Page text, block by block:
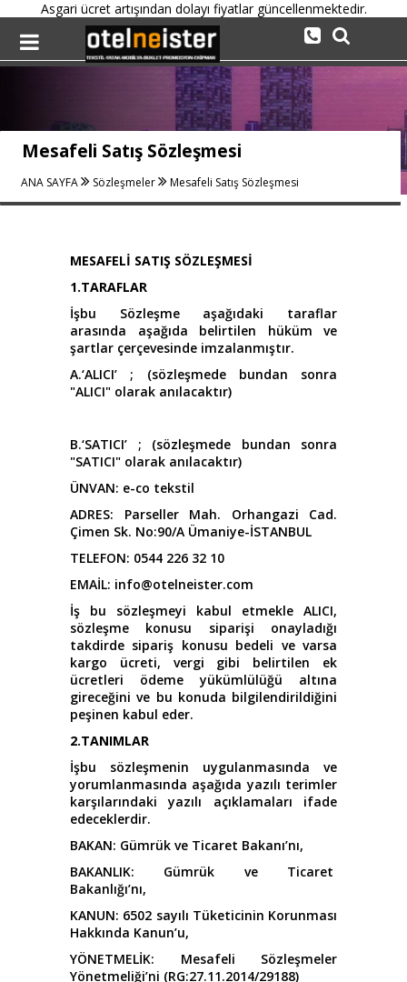
Asgari ücret artışından dolayı fiyatlar güncellenmektedir.
Mesafeli Satış Sözleşmesi
ANA SAYFA Sözleşmeler Mesafeli Satış Sözleşmesi
MESAFELİ SATIŞ SÖZLEŞMESİ
1.TARAFLAR
İşbu Sözleşme aşağıdaki taraflar
arasında aşağıda belirtilen hüküm ve
şartlar çerçevesinde imzalanmıştır.
A.‘ALICI’ ; (sözleşmede bundan sonra
"ALICI" olarak anılacaktır)
B.‘SATICI’ ; (sözleşmede bundan sonra
"SATICI" olarak anılacaktır)
ÜNVAN: e-co tekstil
ADRES: Parseller Mah. Orhangazi Cad.
Çimen Sk. No:90/A Ümaniye-İSTANBUL
TELEFON: 0544 226 32 10
EMAİL: info@otelneister.com
İş bu sözleşmeyi kabul etmekle ALICI,
sözleşme konusu siparişi onayladığı
takdirde sipariş konusu bedeli ve varsa
kargo ücreti, vergi gibi belirtilen ek
ücretleri ödeme yükümlülüğü altına
gireceğini ve bu konuda bilgilendirildiğini
peşinen kabul eder.
2.TANIMLAR
İşbu sözleşmenin uygulanmasında ve
yorumlanmasında aşağıda yazılı terimler
karşılarındaki yazılı açıklamaları ifade
edeceklerdir.
BAKAN: Gümrük ve Ticaret Bakanı’nı,
BAKANLIK: Gümrük ve Ticaret
Bakanlığı’nı,
KANUN: 6502 sayılı Tüketicinin Korunması
Hakkında Kanun’u,
YÖNETMELİK: Mesafeli Sözleşmeler
Yönetmeliği’ni (RG:27.11.2014/29188)